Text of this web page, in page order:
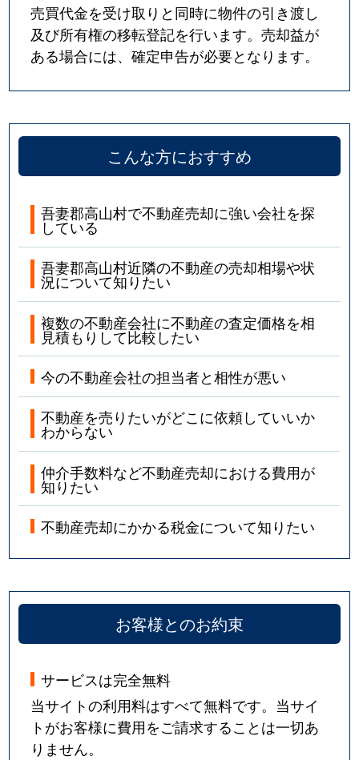
売買代金を受け取りと同時に物件の引き渡し
及び所有権の移転登記を行います。売却益が
ある場合には、確定申告が必要となります。
こんな方におすすめ
吾妻郡高山村で不動産売却に強い会社を探
している
吾妻郡高山村近隣の不動産の売却相場や状
況について知りたい
複数の不動産会社に不動産の査定価格を相
見積もりして比較したい
今の不動産会社の担当者と相性が悪い
不動産を売りたいがどこに依頼していいか
わからない
仲介手数料など不動産売却における費用が
知りたい
不動産売却にかかる税金について知りたい
お客様とのお約束
サービスは完全無料
当サイトの利用料はすべて無料です。当サイ
トがお客様に費用をご請求することは一切あ
りません。